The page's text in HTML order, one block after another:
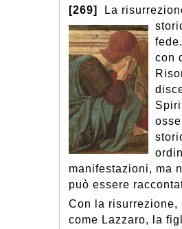
[269]
La
con
manifestazioni, ma
può essere
Con la risurrezione,
come Lazzaro, la